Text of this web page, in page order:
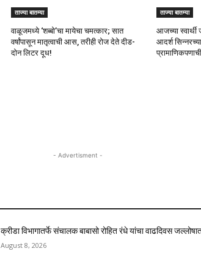
ताज्या बातम्या
वाळूजमध्ये ‘शब्बो’चा मायेचा चमत्कार; सात
वर्षांपासून मातृत्वाची आस, तरीही रोज देते दीड-
दोन लिटर दूध!
ताज्या बातम्या
आजच्या स्वार्थी
आदर्श
- Advertisment -
क्रीडा विभागातर्फे संचालक बाबासो रोहित रंधे यांचा वाढदिवस
August 8, 2026